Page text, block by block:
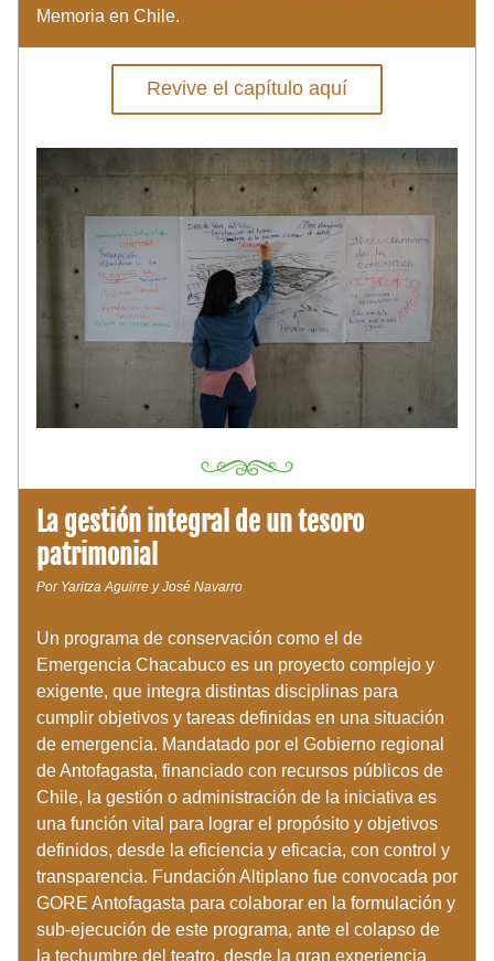
Memoria en Chile.
Revive el capítulo aquí
La gestión integral de un tesoro
patrimonial
Por Yaritza Aguirre y José Navarro
Un programa de conservación como el de
Emergencia Chacabuco es un proyecto complejo y
exigente, que integra distintas disciplinas para
cumplir objetivos y tareas definidas en una situación
de emergencia. Mandatado por el Gobierno regional
de Antofagasta, financiado con recursos públicos de
Chile, la gestión o administración de la iniciativa es
una función vital para lograr el propósito y objetivos
definidos, desde la eficiencia y eficacia, con control y
transparencia. Fundación Altiplano fue convocada por
GORE Antofagasta para colaborar en la formulación y
sub-ejecución de este programa, ante el colapso de
la techumbre del teatro, desde la gran experiencia